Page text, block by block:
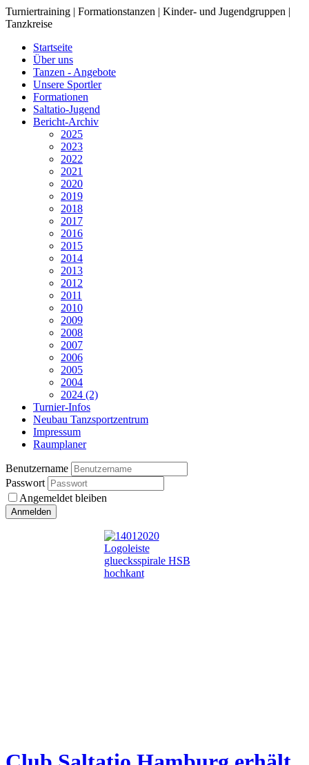
Turniertraining | Formationstanzen | Kinder- und Jugendgruppen |
Tanzkreise
Startseite
Über uns
Tanzen - Angebote
Unsere Sportler
Formationen
Saltatio-Jugend
Bericht-Archiv
2025
2023
2022
2021
2020
2019
2018
2017
2016
2015
2014
2013
2012
2011
2010
2009
2008
2007
2006
2005
2004
2024 (2)
Turnier-Infos
Neubau Tanzsportzentrum
Impressum
Raumplaner
Benutzername
Passwort
Angemeldet bleiben